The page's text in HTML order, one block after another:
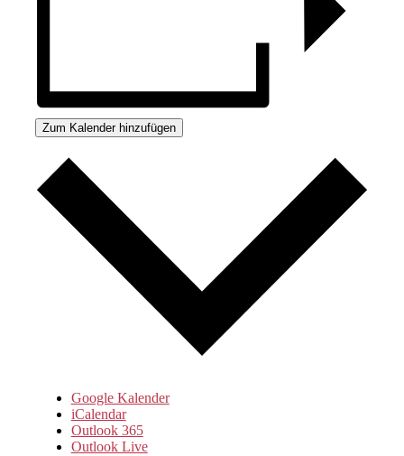
Zum Kalender hinzufügen
Google Kalender
iCalendar
Outlook 365
Outlook Live